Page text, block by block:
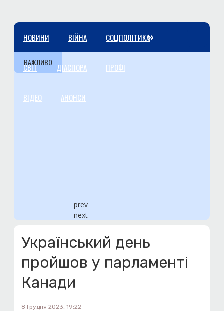
НОВИНИ ВІЙНА СОЦПОЛІТИКА
СВІТ ДІАСПОРА ПРОФІ
ВІДЕО АНОНСИ
»
ВАЖЛИВО
prev
next
Український день
пройшов у парламенті
Канади
8 Грудня 2023, 19:22